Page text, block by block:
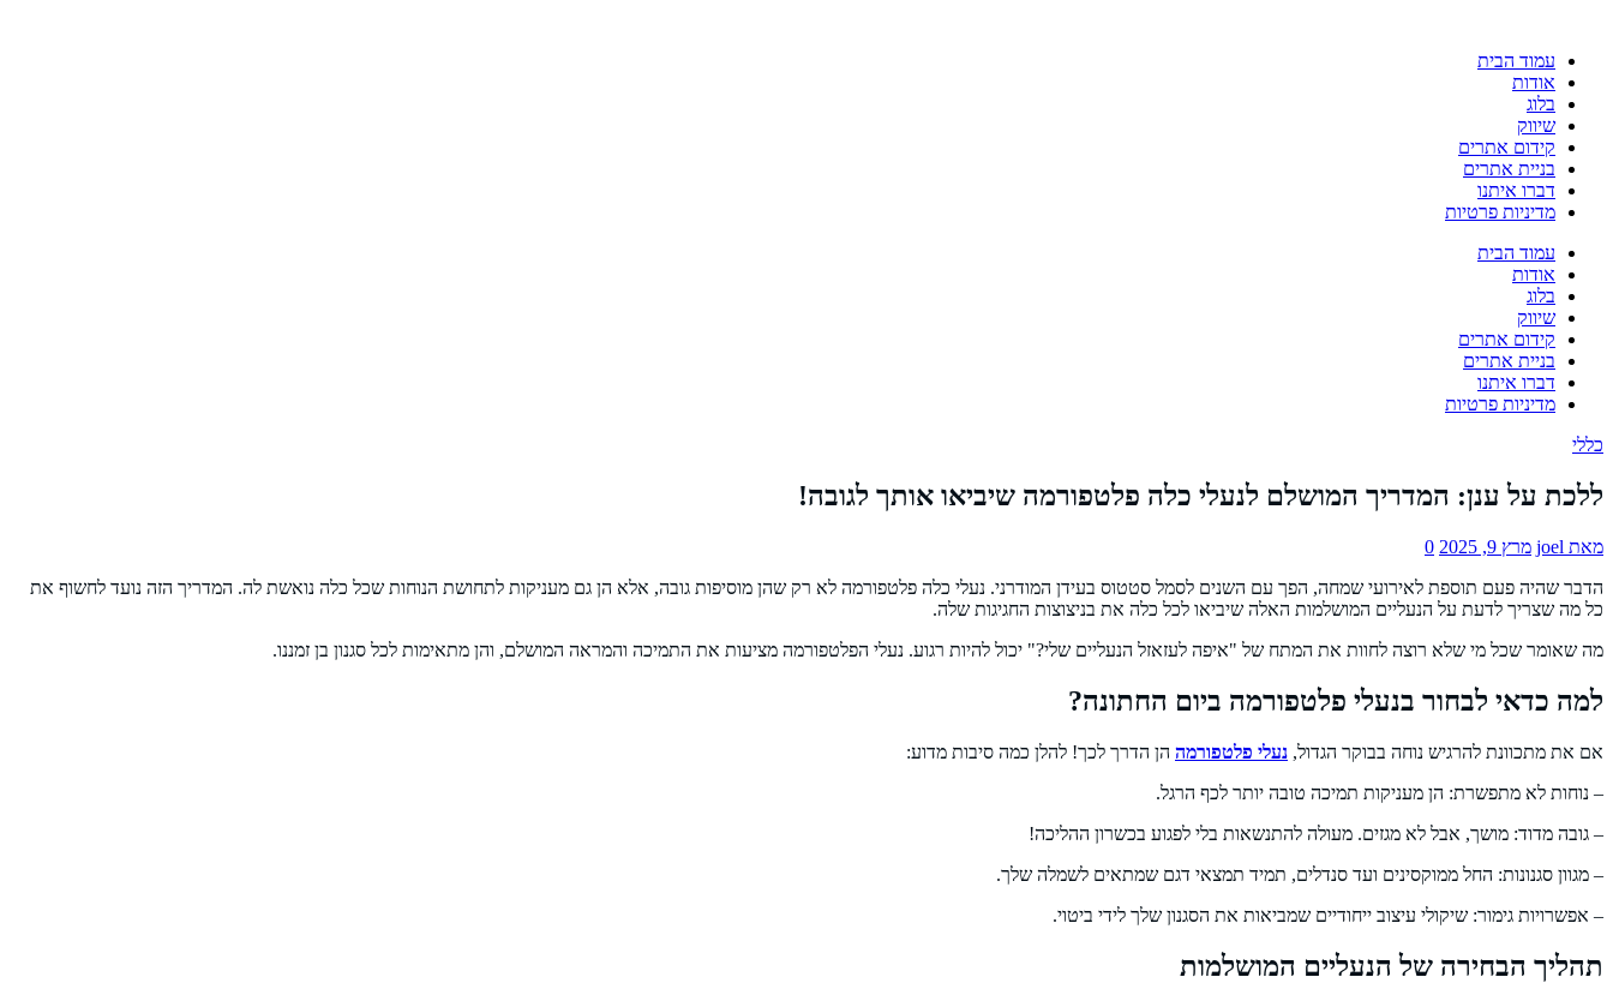
עמוד הבית
אודות
בלוג
שיווק
קידום אתרים
בניית אתרים
דברו איתנו
מדיניות פרטיות
עמוד הבית
אודות
בלוג
שיווק
קידום אתרים
בניית אתרים
דברו איתנו
מדיניות פרטיות
כללי
ללכת על ענן: המדריך המושלם לנעלי כלה פלטפורמה שיביאו אותך לגובה!
מאת joel מרץ 9, 2025
0
הדבר שהיה פעם תוספת לאירועי שמחה, הפך עם השנים לסמל סטטוס בעידן המודרני. נעלי כלה פלטפורמה לא רק שהן מוסיפות גובה, אלא הן גם מעניקות לתחושת הנוחות שכל כלה נואשת לה. המדריך הזה נועד לחשוף את
כל מה שצריך לדעת על הנעליים המושלמות האלה שיביאו לכל כלה את בניצוצות החגיגות שלה.
מה שאומר שכל מי שלא רוצה לחוות את המתח של "איפה לעזאזל הנעליים שלי?" יכול להיות רגוע. נעלי הפלטפורמה מציעות את התמיכה והמראה המושלם, והן מתאימות לכל סגנון בן זמננו.
למה כדאי לבחור בנעלי פלטפורמה ביום החתונה?
אם את מתכוונת להרגיש נוחה בבוקר הגדול, נעלי פלטפורמה הן הדרך לכך! להלן כמה סיבות מדוע:
– נוחות לא מתפשרת: הן מעניקות תמיכה טובה יותר לכף הרגל.
– גובה מדוד: מושך, אבל לא מגזים. מעולה להתנשאות בלי לפגוע בכשרון ההליכה!
– מגוון סגנונות: החל ממוקסינים ועד סנדלים, תמיד תמצאי דגם שמתאים לשמלה שלך.
– אפשרויות גימור: שיקולי עיצוב ייחודיים שמביאות את הסגנון שלך לידי ביטוי.
תהליך הבחירה של הנעליים המושלמות